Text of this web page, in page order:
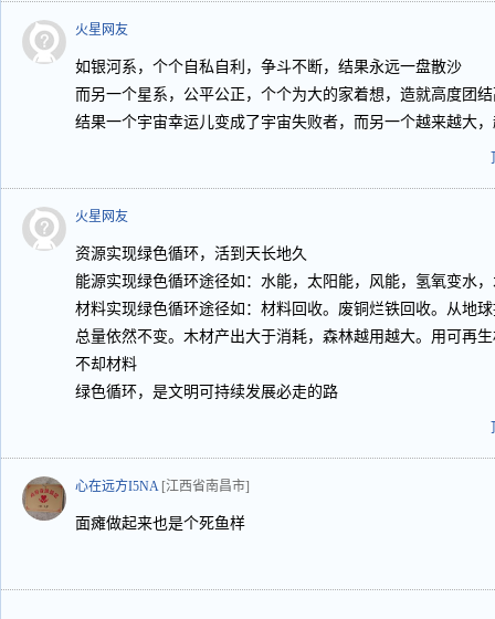
火星网友
如银河系，个个自私自利，争斗不断，结果永远一盘散沙
而另一个星系，公平公正，个个为大的家着想，造就高度团
结果一个宇宙幸运儿变成了宇宙失败者，而另一个越来越大
火星网友
资源实现绿色循环，活到天长地久
能源实现绿色循环途径如：水能，太阳能，风能，氢氧变水
材料实现绿色循环途径如：材料回收。废铜烂铁回收。从地
总量依然不变。木材产出大于消耗，森林越用越大。用可再
不却材料
绿色循环，是文明可持续发展必走的路
心在远方I5NA [江西省南昌市]
面瘫做起来也是个死鱼样